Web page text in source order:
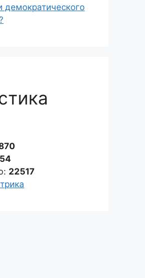
демократического
22517